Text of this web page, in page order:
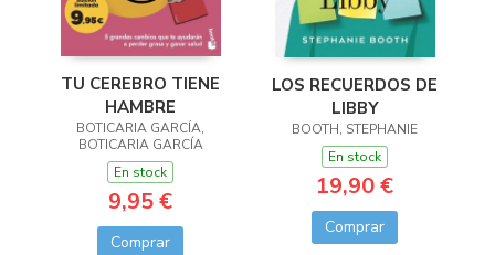
TU CEREBRO TIENE
HAMBRE
BOTICARIA GARCÍA,
BOTICARIA GARCÍA
En stock
9,95 €
Comprar
LOS RECUERDOS DE
LIBBY
BOOTH, STEPHANIE
En stock
19,90 €
Comprar